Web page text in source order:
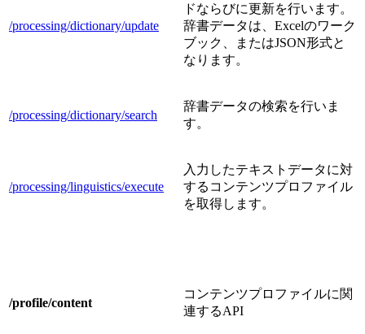
/processing/dictionary/update
ドならびに更新を行います。
辞書データは、Excelのワーク
ブック、またはJSON形式と
なります。
/processing/dictionary/search
辞書データの検索を行いま
す。
/processing/linguistics/execute
入力したテキストデータに対
するコンテンツプロファイル
を取得します。
/profile/content
コンテンツプロファイルに関
連するAPI